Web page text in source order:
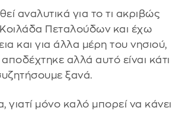
αναλυτικά για το τι ακριβώς
Κοιλάδα Πεταλούδων και έχω
και για άλλα μέρη του νησιού,
αποδέχτηκε αλλά αυτό είναι κάτι
ξανά.
γιατί μόνο καλό μπορεί να κάνει